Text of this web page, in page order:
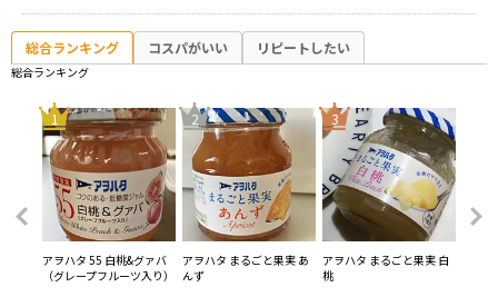
総合ランキング コスパがいい リピートしたい
総合ランキング
1
アヲハタ 55 白桃&グァバ
（グレープフルーツ入り）
2
アヲハタ まるごと果実 あ
んず
3
アヲハタ まるごと果実 白
桃